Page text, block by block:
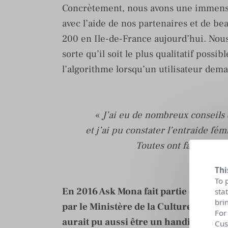
Concrètement, nous avons une
avec l’aide de nos partenaires et de
200 en Ile-de-France aujourd’hui.
sorte qu’il soit le plus qualitatif
l’algorithme lorsqu’un utilisateur
« J’ai eu de nombreux
et j’ai pu constater l’entraide
Toutes ont fait
En 2016 Ask Mona fait partie des
par le Ministère de la Culture et de la
aurait pu aussi être un handicap
To